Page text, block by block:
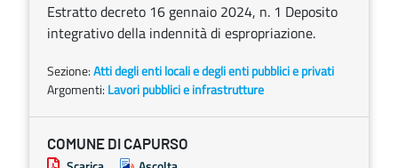
Estratto decreto 16 gennaio 2024, n. 1 Deposito
integrativo della indennità di espropriazione.
Sezione:Atti degli enti locali e degli enti pubblici e privati
Argomenti: Lavori pubblici e infrastrutture
COMUNE DI CAPURSO